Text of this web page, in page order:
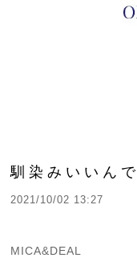
馴染みいいん
2021/10/02 13:27
MICA&DEAL